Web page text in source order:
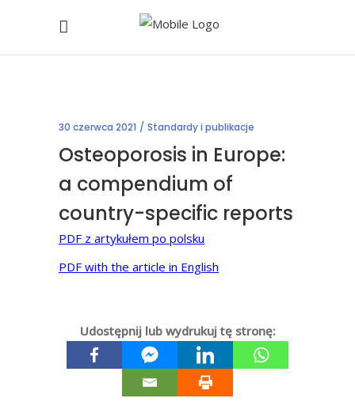
30 czerwca 2021 Standardy i publikacje
Osteoporosis in Europe:
a compendium of
country-specific reports
PDF z artykułem po polsku
PDF with the article in English
Udostępnij lub wydrukuj tę stronę: